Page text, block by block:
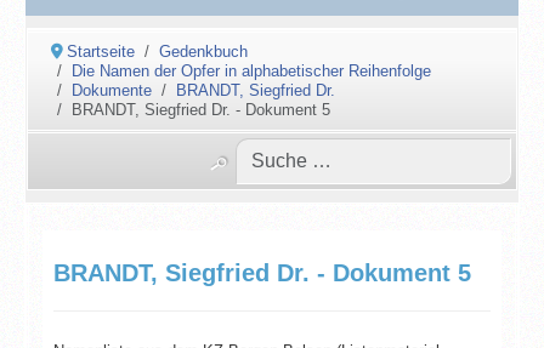
Startseite
Gedenkbuch
Die Namen der Opfer in alphabetischer Reihenfolge
Dokumente
BRANDT, Siegfried Dr.
BRANDT, Siegfried Dr. - Dokument 5
BRANDT, Siegfried Dr. - Dokument 5